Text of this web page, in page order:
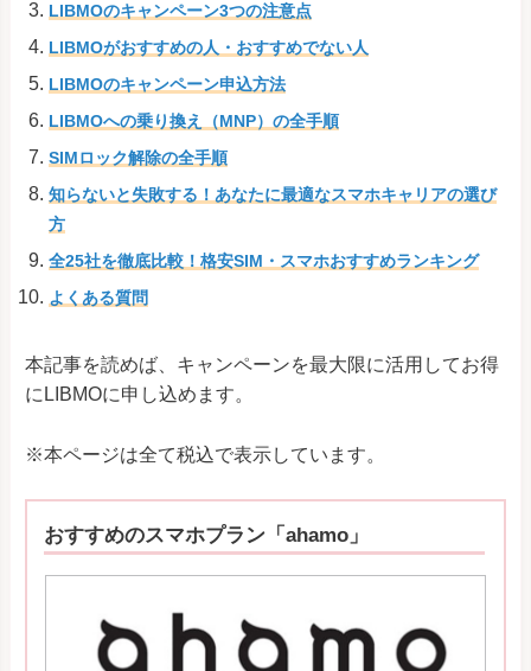
LIBMOのキャンペーン3つの注意点
LIBMOがおすすめの人・おすすめでない人
LIBMOのキャンペーン申込方法
LIBMOへの乗り換え（MNP）の全手順
SIMロック解除の全手順
知らないと失敗する！あなたに最適なスマホキャリアの選び
方
全25社を徹底比較！格安SIM・スマホおすすめランキング
よくある質問
本記事を読めば、キャンペーンを最大限に活用してお得
にLIBMOに申し込めます。
※本ページは全て税込で表示しています。
おすすめのスマホプラン「ahamo」